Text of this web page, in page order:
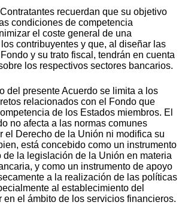
recuerdan que su objetivo
condiciones de competencia
el coste general de una
contribuyentes y que, al diseñar las
y su trato fiscal, tendrán en cuenta
los respectivos sectores bancarios.
del presente Acuerdo se limita a los
relacionados con el Fondo que
de los Estados miembros. El
no afecta a las normas comunes
el Derecho de la Unión ni modifica su
está concebido como un instrumento
de la legislación de la Unión en materia
y como un instrumento de apoyo
a la realización de las políticas
al establecimiento del
en el ámbito de los servicios financieros.